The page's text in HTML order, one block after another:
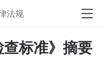
法规
查标准》摘要